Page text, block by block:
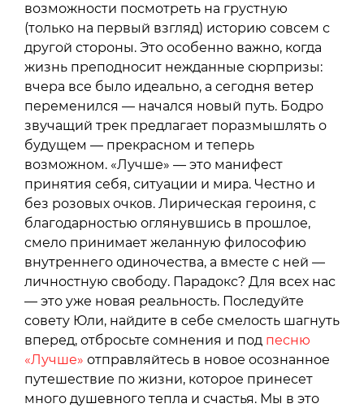
возможности посмотреть на грустную
(только на первый взгляд) историю совсем с
другой стороны. Это особенно важно, когда
жизнь преподносит нежданные сюрпризы:
вчера все было идеально, а сегодня ветер
переменился — начался новый путь. Бодро
звучащий трек предлагает поразмышлять о
будущем — прекрасном и теперь
возможном. «Лучше» — это манифест
принятия себя, ситуации и мира. Честно и
без розовых очков. Лирическая героиня, с
благодарностью оглянувшись в прошлое,
смело принимает желанную философию
внутреннего одиночества, а вместе с ней —
личностную свободу. Парадокс? Для всех нас
— это уже новая реальность. Последуйте
совету Юли, найдите в себе смелость шагнуть
вперед, отбросьте сомнения и под песню
«Лучше» отправляйтесь в новое осознанное
путешествие по жизни, которое принесет
много душевного тепла и счастья. Мы в это